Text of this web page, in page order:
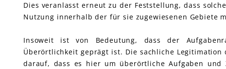
Dies veranlasst erneut zu der Feststellung, dass
Nutzung innerhalb der für sie zugewiesenen Gebiete
Insoweit ist von Bedeutung, dass der
Überörtlichkeit geprägt ist. Die sachliche
darauf, dass es hier um überörtliche Aufgaben und